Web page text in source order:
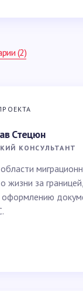
(2)
будет опубликован.
Стецюн
КОНСУЛЬТАНТ
жизни за
оформлению